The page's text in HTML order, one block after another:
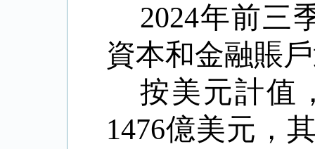
2024年前三
資本和金融賬
按美元計值
1476億美元，